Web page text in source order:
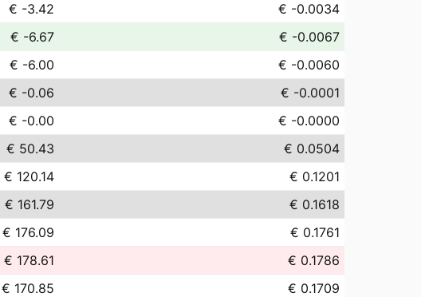
€ -3.42
€ -0.0034
€ -6.67
€ -0.0067
€ -6.00
€ -0.0060
€ -0.06
€ -0.0001
€ -0.00
€ -0.0000
€ 50.43
€ 0.0504
€ 120.14
€ 0.1201
€ 161.79
€ 0.1618
€ 176.09
€ 0.1761
€ 178.61
€ 0.1786
€ 170.85
€ 0.1709